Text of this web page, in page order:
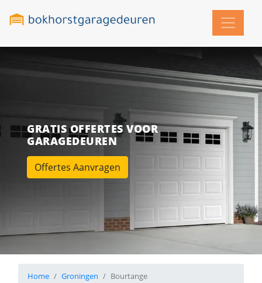
GRATIS OFFERTES VOOR
GARAGEDEUREN
Offertes Aanvragen
Home Groningen Bourtange